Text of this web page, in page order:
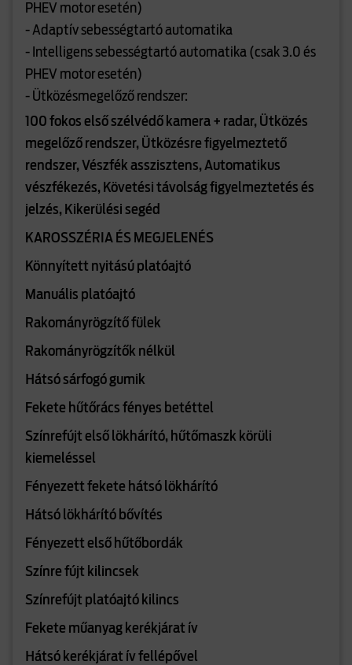
PHEV motor esetén)
- Adaptív sebességtartó automatika
- Intelligens sebességtartó automatika (csak 3.0 és
PHEV motor esetén)
- Ütközésmegelőző rendszer:
100 fokos első szélvédő kamera + radar, Ütközés
megelőző rendszer, Ütközésre figyelmeztető
rendszer, Vészfék asszisztens, Automatikus
vészfékezés, Követési távolság figyelmeztetés és
jelzés, Kikerülési segéd
KAROSSZÉRIA ÉS MEGJELENÉS
Könnyített nyitású platóajtó
Manuális platóajtó
Rakományrögzítő fülek
Rakományrögzítők nélkül
Hátsó sárfogó gumik
Fekete hűtőrács fényes betéttel
Színrefújt első lökhárító, hűtőmaszk körüli
kiemeléssel
Fényezett fekete hátsó lökhárító
Hátsó lökhárító bővítés
Fényezett első hűtőbordák
Színre fújt kilincsek
Színrefújt platóajtó kilincs
Fekete műanyag kerékjárat ív
Hátsó kerékjárat ív fellépővel